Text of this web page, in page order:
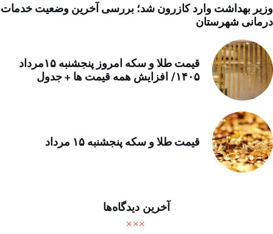
وزیر بهداشت وارد کازرون شد؛ بررسی آخرین وضعیت خدمات
درمانی شهرستان
قیمت طلا و سکه امروز پنجشنبه ۱۵مرداد
۱۴۰۵/ افزایش همه قیمت ها + جدول
قیمت طلا و سکه پنجشنبه ۱۵ مرداد
آخرین دیدگاه‌ها